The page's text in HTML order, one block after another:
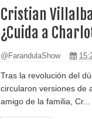
Cristian
¿Cuida a
@FarandulaShow
Tras la revolución del
circularon versiones de
amigo de la familia, Cr...